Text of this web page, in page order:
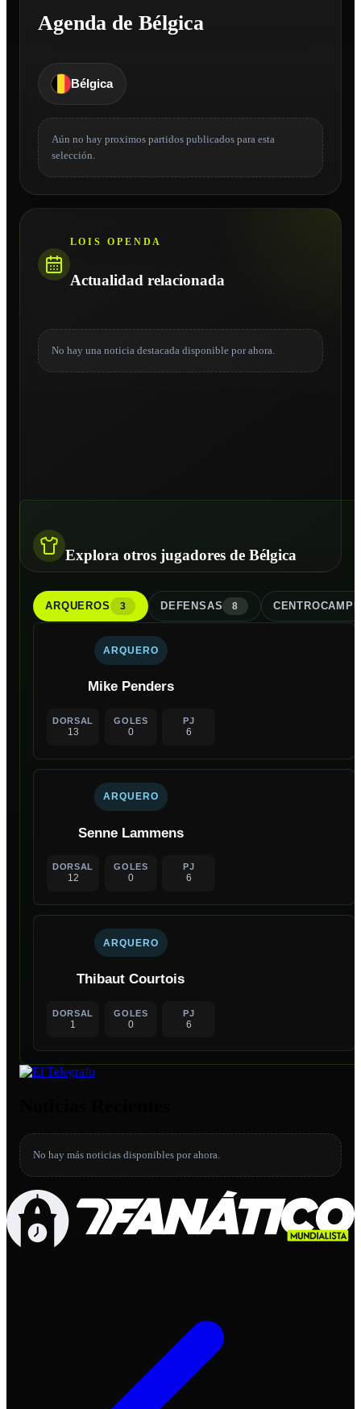
Agenda de Bélgica
Bélgica
Aún no hay proximos partidos publicados para esta
selección.
LOIS OPENDA
Actualidad relacionada
No hay una noticia destacada disponible por ahora.
Explora otros jugadores de Bélgica
ARQUEROS 3 DEFENSAS 8
ARQUERO
Mike Penders
DORSAL
13
GOLES
0
PJ
6
ARQUERO
Senne Lammens
DORSAL
12
GOLES
0
PJ
6
ARQUERO
Thibaut Courtois
DORSAL
1
GOLES
0
PJ
6
No hay más noticias disponibles por ahora.